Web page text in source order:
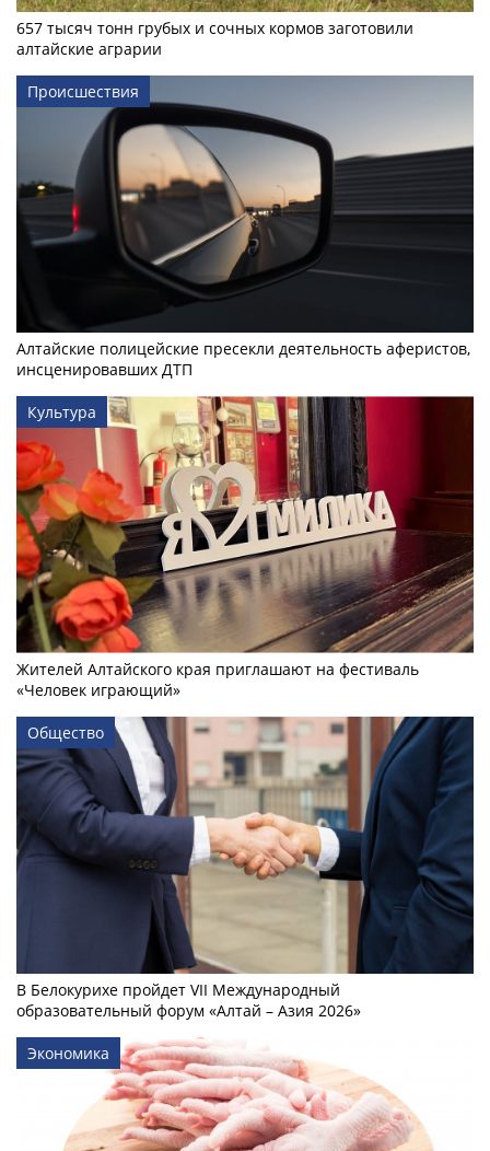
657 тысяч тонн грубых и сочных кормов заготовили
алтайские аграрии
Происшествия
Алтайские полицейские пресекли деятельность аферистов,
инсценировавших ДТП
Культура
Жителей Алтайского края приглашают на фестиваль
«Человек играющий»
Общество
В Белокурихе пройдет VII Международный
образовательный форум «Алтай – Азия 2026»
Экономика